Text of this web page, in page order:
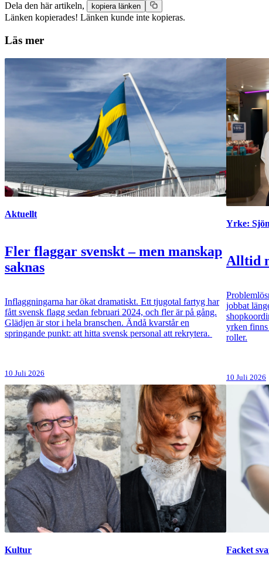
Dela den här artikeln, kopiera länken
Länken kopierades! Länken kunde inte kopieras.
Läs mer
Aktuellt
Fler flaggar svenskt – men manskap
saknas
Inflaggningarna har ökat dramatiskt. Ett tjugotal fartyg har
fått svensk flagg sedan februari 2024, och fler är på gång.
Glädjen är stor i hela branschen. Ändå kvarstår en
springande punkt: att hitta svensk personal att rekrytera.
10 Juli 2026
Yrke:
Alltid
jobbat
yrken
roller.
10 Juli 2026
Kultur Facket